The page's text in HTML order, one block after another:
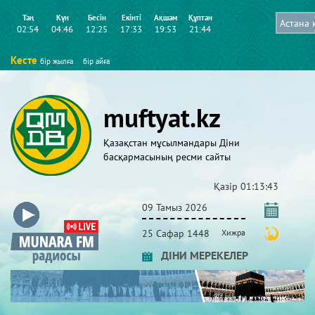
Таң
02:54
Күн
04:46
Бесін
12:25
Екінті
17:33
Ақшам
19:53
Құптан
21:44
Кесте бір жылға бір айға
muftyat.kz
Қазақстан мұсылмандары Діни
басқармасының ресми сайты
Қазір 01:13:44
09 Тамыз 2026
25 Сафар 1448 Хижра
ДІНИ МЕРЕКЕЛЕР